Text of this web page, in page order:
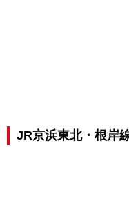
JR京浜東北・根岸